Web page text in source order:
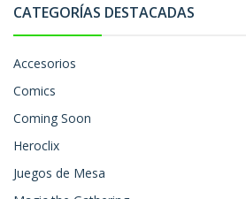
CATEGORÍAS DESTACADAS
Accesorios
Comics
Coming Soon
Heroclix
Juegos de Mesa